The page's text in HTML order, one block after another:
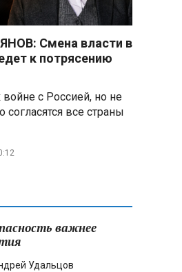
Смена власти в
к потрясению
войне с Россией, но не
согласятся все страны
важнее
Удальцов